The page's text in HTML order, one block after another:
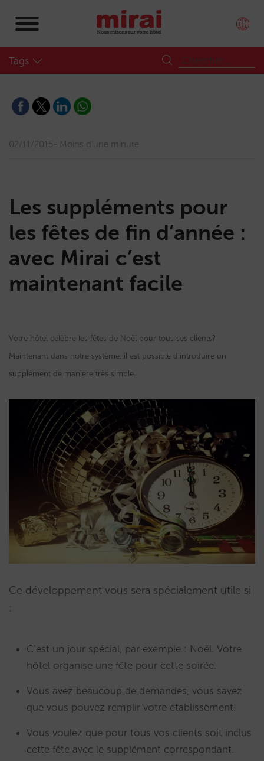
Tags
02/11/2015 Moins d'une minute
Les suppléments pour
les fêtes de fin d’année :
avec Mirai c’est
maintenant facile
Votre hôtel célèbre les fêtes de Noël pour tous ses clients?
Maintenant dans notre système, il est possible d’introduire un
supplément de manière très simple.
Ce développement vous sera spécialement utile si
:
C’est un jour spécial, par exemple : Noël. Votre
hôtel organise une fête pour cette soirée.
Vous avez beaucoup de demandes, vous savez
que vous pouvez remplir votre établissement.
Vous voulez que pour tous vos clients soit inclus
cette fête avec le supplément correspondant.